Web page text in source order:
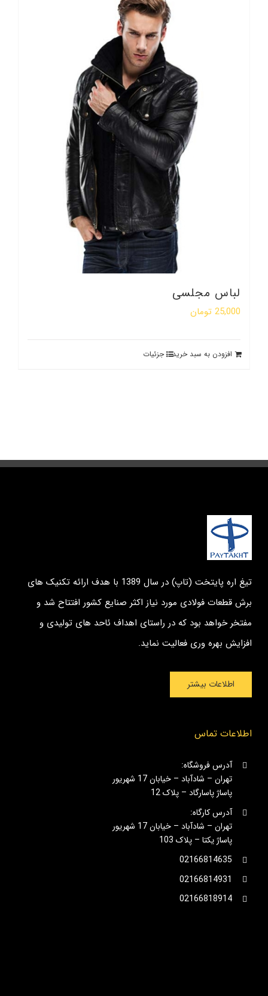
لباس مجلسی
25,000 تومان
افزودن به سبد خرید جزئیات
تیغ اره پایتخت (تاپ) در سال 1389 با هدف ارائه تکنیک های
برش قطعات فولادی مورد نیاز اکثر صنایع کشور افتتاح شد و
مفتخر خواهد بود که در راستای اهداف ئاحد های تولیدی و
افزایش بهره وری فعالیت نماید.
اطلاعات بیشتر
اطلاعات تماس
آدرس فروشگاه:
تهران – شادآباد – خیابان 17 شهریور
پاساژ پاسارگاد – پلاک 12
آدرس کارگاه:
تهران – شادآباد – خیابان 17 شهریور
پاساژ یکتا – پلاک 103
02166814635
02166814931
02166818914